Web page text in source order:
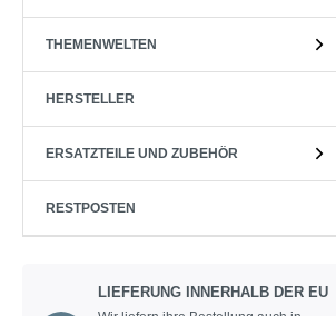
THEMENWELTEN
HERSTELLER
ERSATZTEILE UND ZUBEHÖR
RESTPOSTEN
LIEFERUNG INNERHALB DER EU